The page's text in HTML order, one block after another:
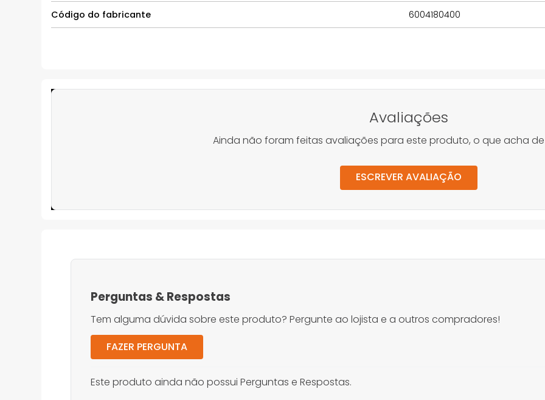
Código do fabricante 6004180400
Avaliações
Ainda não foram feitas avaliações para este produto, o que acha
ESCREVER AVALIAÇÃO
Perguntas &Respostas
Tem alguma dúvida sobre este produto? Pergunte ao lojista e a outros compradores!
FAZER PERGUNTA
Este produto ainda não possui Perguntas e Respostas.